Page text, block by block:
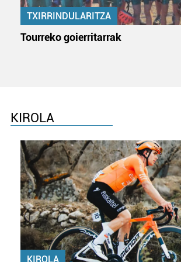
TXIRRINDULARITZA
Tourreko goierritarrak
KIROLA
KIROLA